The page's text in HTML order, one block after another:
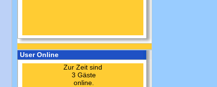
User Online
Zur Zeit sind
3 Gäste
online.